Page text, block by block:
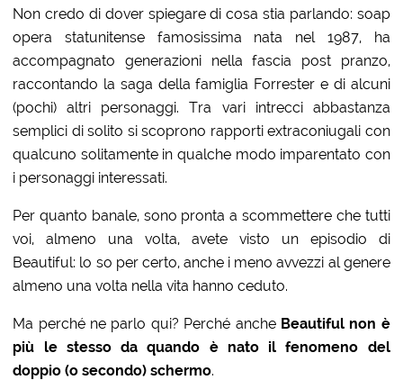
Non credo di dover spiegare di cosa stia parlando: soap
opera statunitense famosissima nata nel 1987, ha
accompagnato generazioni nella fascia post pranzo,
raccontando la saga della famiglia Forrester e di alcuni
(pochi) altri personaggi. Tra vari intrecci abbastanza
semplici di solito si scoprono rapporti extraconiugali con
qualcuno solitamente in qualche modo imparentato con
i personaggi interessati.
Per quanto banale, sono pronta a scommettere che tutti
voi, almeno una volta, avete visto un episodio di
Beautiful: lo so per certo, anche i meno avvezzi al genere
almeno una volta nella vita hanno ceduto.
Ma perché ne parlo qui? Perché anche Beautiful non è
più le stesso da quando è nato il fenomeno del
doppio (o secondo) schermo.